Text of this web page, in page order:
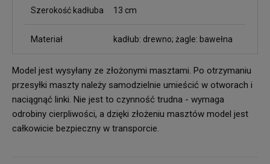
Szerokość kadłuba 13 cm
Materiał kadłub: drewno; żagle: bawełna
Model jest wysyłany ze złożonymi masztami. Po otrzymaniu
przesyłki maszty należy samodzielnie umieścić w otworach i
naciągnąć linki. Nie jest to czynność trudna - wymaga
odrobiny cierpliwości, a dzięki złożeniu masztów model jest
całkowicie bezpieczny w transporcie.